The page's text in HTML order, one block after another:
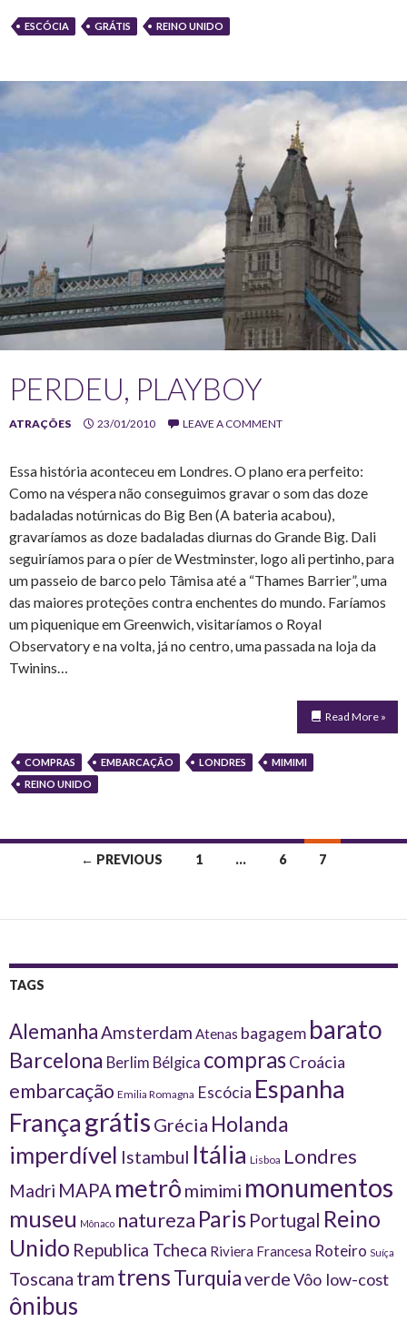
ESCÓCIA GRÁTIS REINO UNIDO
PERDEU, PLAYBOY
ATRAÇÕES 23/01/2010 LEAVE A COMMENT
Essa história aconteceu em Londres. O plano era perfeito:
Como na véspera não conseguimos gravar o som das doze
badaladas notúrnicas do Big Ben (A bateria acabou),
gravaríamos as doze badaladas diurnas do Grande Big. Dali
seguiríamos para o píer de Westminster, logo ali pertinho, para
um passeio de barco pelo Tâmisa até a “Thames Barrier”, uma
das maiores proteções contra enchentes do mundo. Faríamos
um piquenique em Greenwich, visitaríamos o Royal
Observatory e na volta, já no centro, uma passada na loja da
Twinins…
Read More »
COMPRAS EMBARCAÇÃO LONDRES
MIMIMI
REINO UNIDO
← PREVIOUS 1 … 6 7
TAGS
AlemanhaAmsterdam Atenas bagagem barato
Barcelona Berlim Bélgica comprasCroácia
embarcação Emilia Romagna Escócia Espanha
Françagrátis Grécia Holanda
imperdível Istambul Itália Lisboa Londres
Madri MAPA metrô mimimi monumentos
museu Mônaco natureza Paris Portugal Reino
Unido Republica Tcheca Riviera Francesa Roteiro Suíça
Toscana tramtrensTurquiaverdeVôo low-cost
ônibus